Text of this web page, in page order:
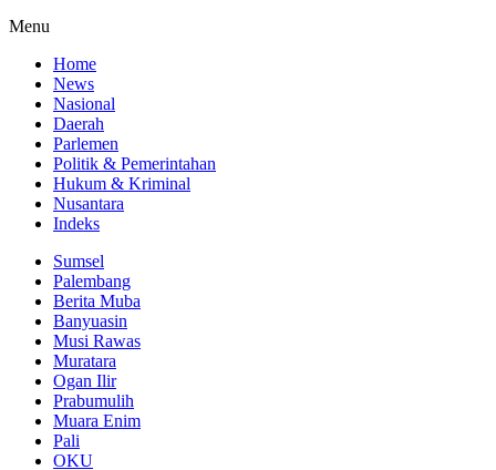
Menu
Home
News
Nasional
Daerah
Parlemen
Politik & Pemerintahan
Hukum & Kriminal
Nusantara
Indeks
Sumsel
Palembang
Berita Muba
Banyuasin
Musi Rawas
Muratara
Ogan Ilir
Prabumulih
Muara Enim
Pali
OKU